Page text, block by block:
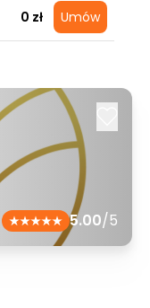
0 zł Umów
5.00/5